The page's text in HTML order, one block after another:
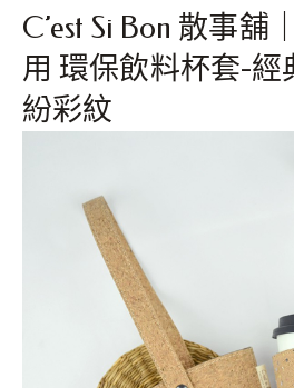
C’est Si Bon 散事舖
用 環保飲料杯套-
紛彩紋